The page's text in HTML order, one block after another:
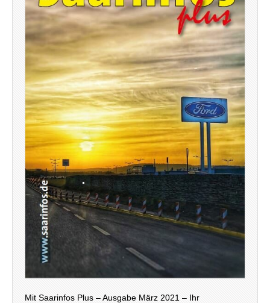
Mit Saarinfos Plus – Ausgabe März 2021 – Ihr